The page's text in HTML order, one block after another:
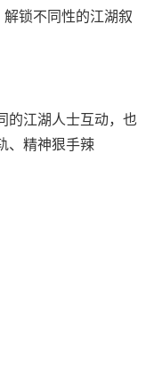
锁不同性的江湖叙
江湖人士互动，也
、精神狠手辣